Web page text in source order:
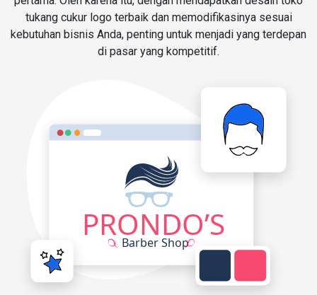
tukang cukur logo terbaik dan memodifikasinya sesuai
kebutuhan bisnis Anda, penting untuk menjadi yang terdepan
di pasar yang kompetitif.